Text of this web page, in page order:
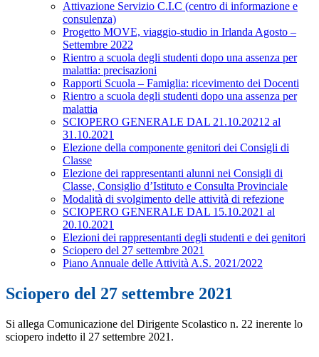
Attivazione Servizio C.I.C (centro di informazione e
consulenza)
Progetto MOVE, viaggio-studio in Irlanda Agosto –
Settembre 2022
Rientro a scuola degli studenti dopo una assenza per
malattia: precisazioni
Rapporti Scuola – Famiglia: ricevimento dei Docenti
Rientro a scuola degli studenti dopo una assenza per
malattia
SCIOPERO GENERALE DAL 21.10.20212 al
31.10.2021
Elezione della componente genitori dei Consigli di
Classe
Elezione dei rappresentanti alunni nei Consigli di
Classe, Consiglio d’Istituto e Consulta Provinciale
Modalità di svolgimento delle attività di refezione
SCIOPERO GENERALE DAL 15.10.2021 al
20.10.2021
Elezioni dei rappresentanti degli studenti e dei genitori
Sciopero del 27 settembre 2021
Piano Annuale delle Attività A.S. 2021/2022
Sciopero del 27 settembre 2021
Si allega Comunicazione del Dirigente Scolastico n. 22 inerente lo
sciopero indetto il 27 settembre 2021.